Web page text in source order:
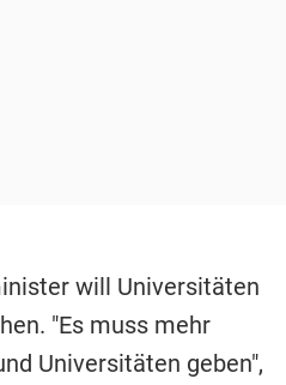
will Universitäten
"Es muss mehr
Universitäten geben",